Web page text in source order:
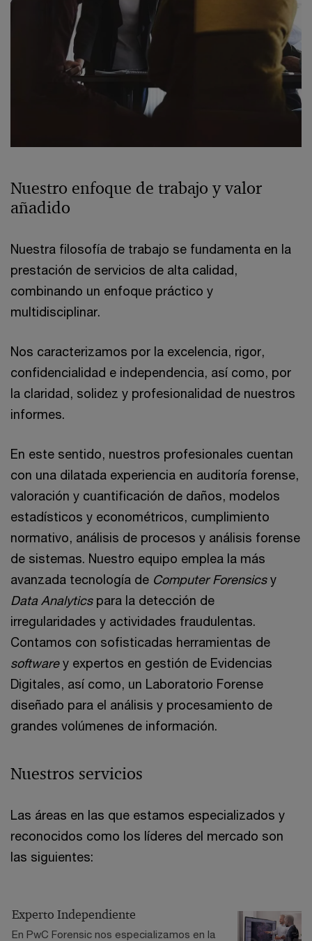
Nuestro enfoque de trabajo y valor
añadido
Nuestra filosofía de trabajo se fundamenta en la
prestación de servicios de alta calidad,
combinando un enfoque práctico y
multidisciplinar.
Nos caracterizamos por la excelencia, rigor,
confidencialidad e independencia, así como, por
la claridad, solidez y profesionalidad de nuestros
informes.
En este sentido, nuestros profesionales cuentan
con una dilatada experiencia en auditoría forense,
valoración y cuantificación de daños, modelos
estadísticos y econométricos, cumplimiento
normativo, análisis de procesos y análisis forense
de sistemas. Nuestro equipo emplea la más
avanzada tecnología de Computer Forensicsy
Data Analyticspara la detección de
irregularidades y actividades fraudulentas.
Contamos con sofisticadas herramientas de
softwarey expertos en gestión de Evidencias
Digitales, así como, un Laboratorio Forense
diseñado para el análisis y procesamiento de
grandes volúmenes de información.
Nuestros servicios
Las áreas en las que estamos especializados y
reconocidos como los líderes del mercado son
las siguientes:
Experto Independiente
En PwC Forensic nos especializamos en la